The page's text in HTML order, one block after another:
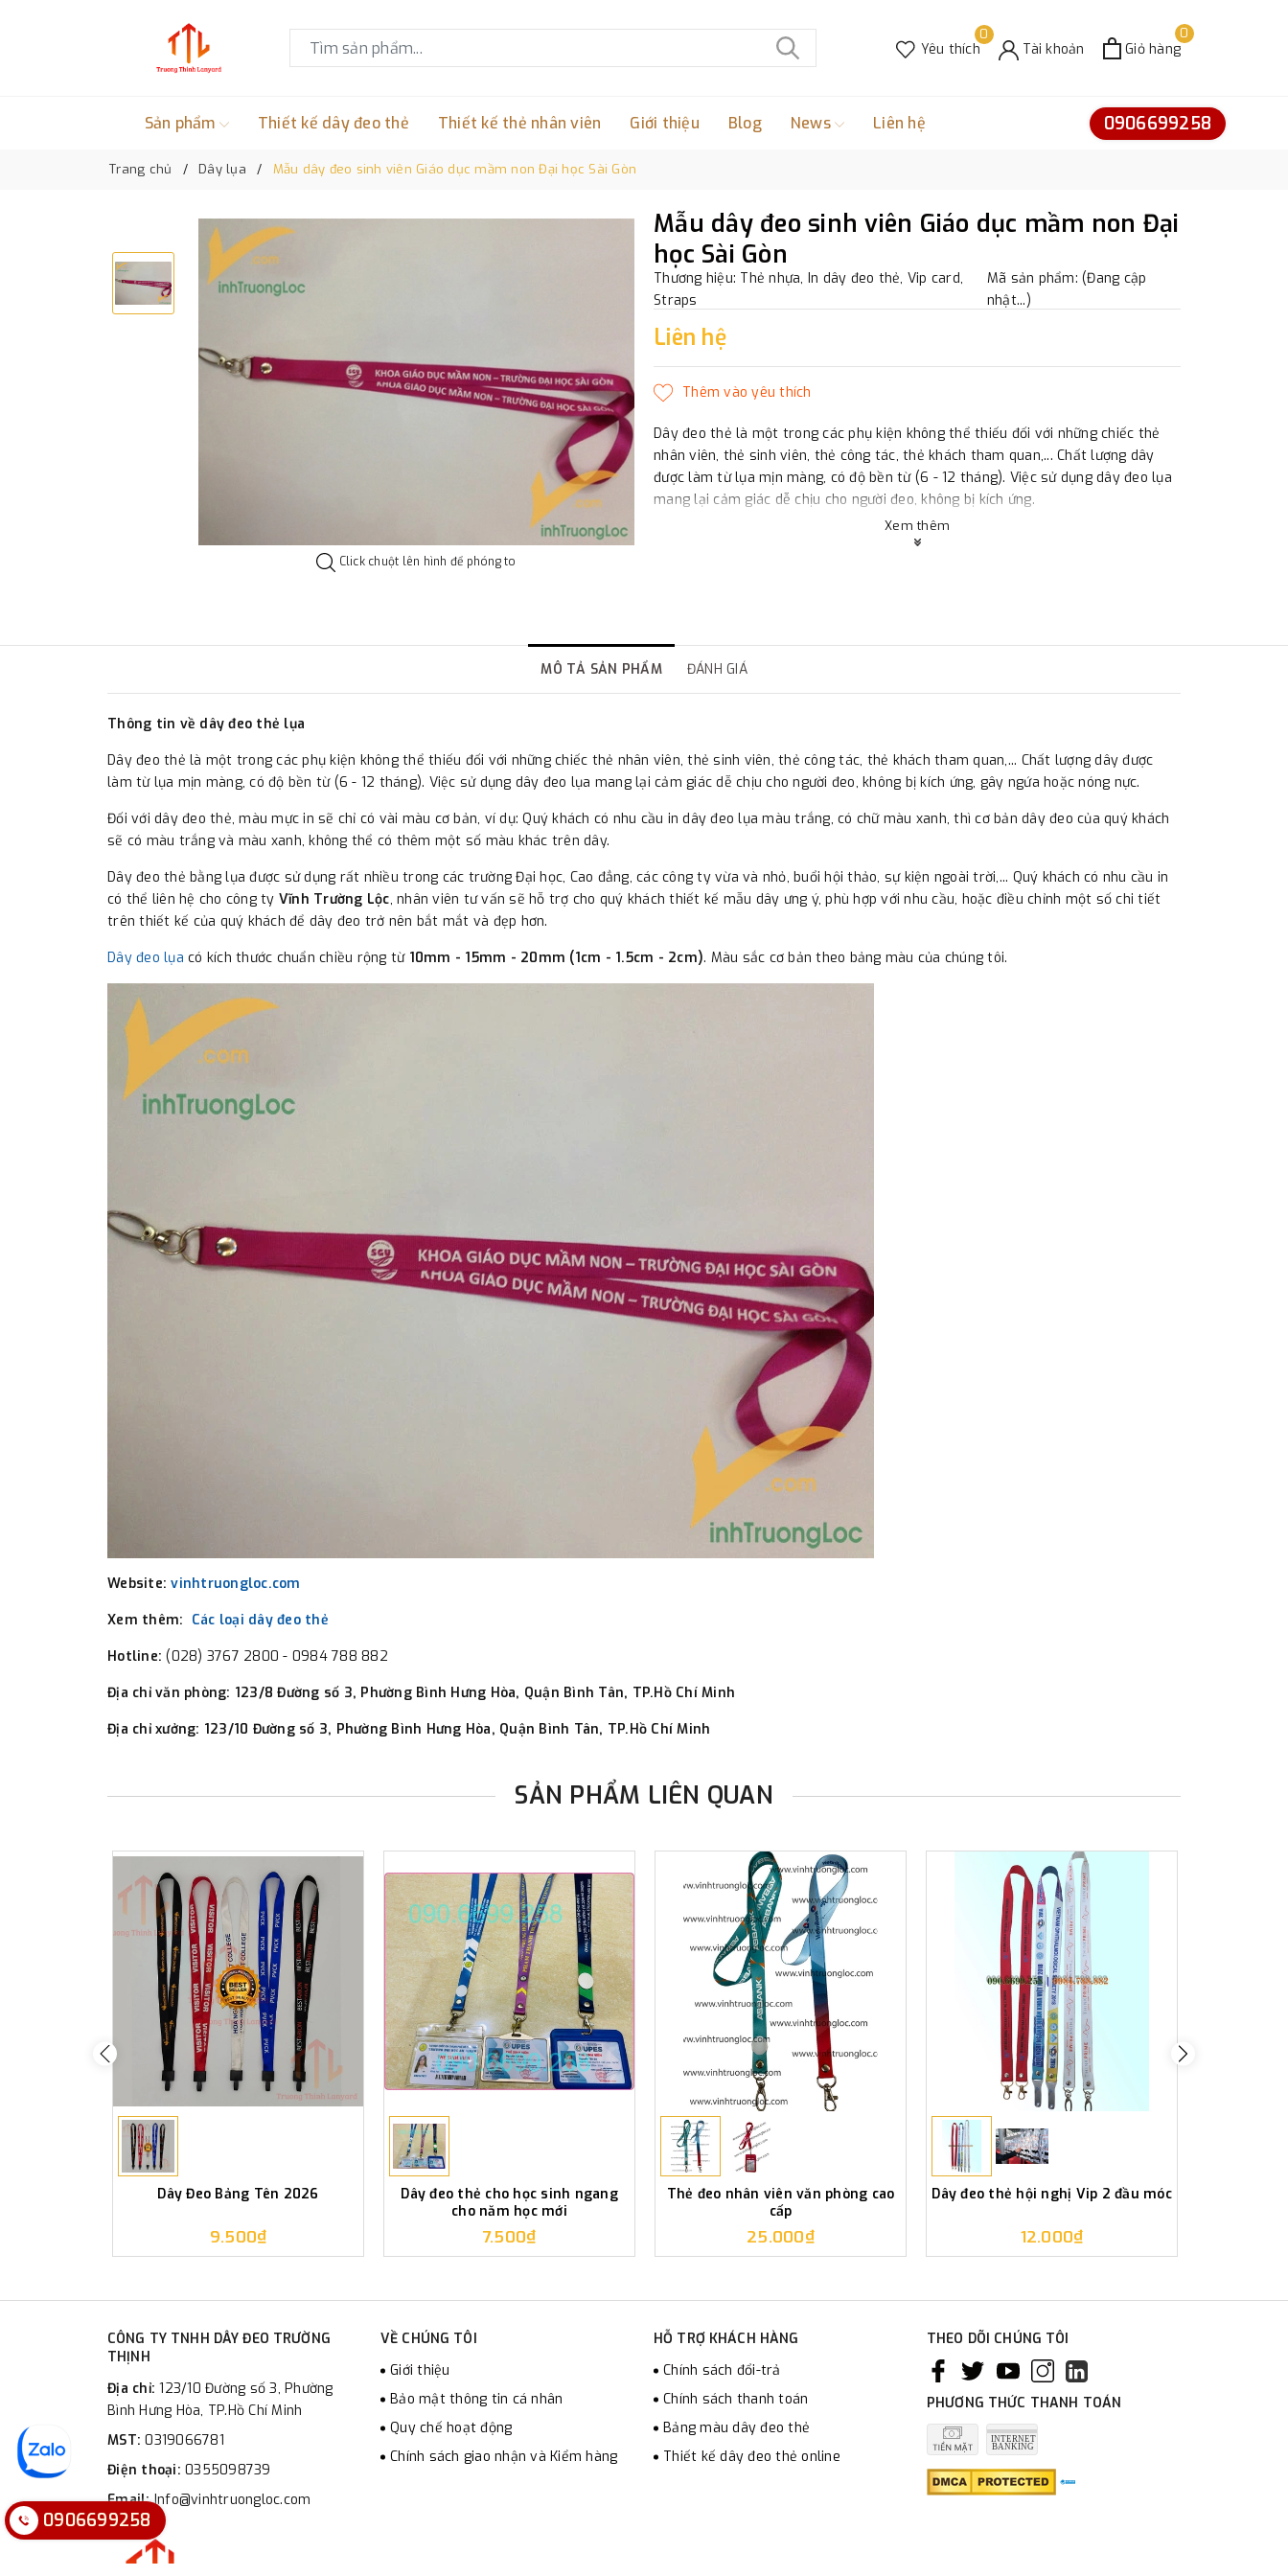
0
Yêu thích Tài khoản
0
Giỏ hàng
Sản phẩm Thiết kế dây đeo thẻ Thiết kế thẻ nhân viên Giới thiệu Blog News Liên hệ 0906699258
Trang chủ Dây lụa Mẫu dây đeo sinh viên Giáo dục mầm non Đại học Sài Gòn
Click chuột lên hình để phóng to
Mẫu dây đeo sinh viên Giáo dục mầm non Đại
học Sài Gòn
Thương hiệu: Thẻ nhựa, In dây đeo thẻ, Vip card,
Straps
Mã sản phẩm: (Đang cập
nhật...)
Liên hệ
Dây đeo thẻ là một trong các phụ kiện không thể thiếu đối với những chiếc thẻ
nhân viên, thẻ sinh viên, thẻ công tác, thẻ khách tham quan,... Chất lượng dây
được làm từ lụa mịn màng, có độ bền từ (6 - 12 tháng). Việc sử dụng dây đeo lụa
mang lại cảm giác dễ chịu cho người đeo, không bị kích ứng.
Xem thêm
MÔ TẢ SẢN PHẨM ĐÁNH GIÁ
Thông tin về dây đeo thẻ lụa
Dây đeo thẻ là một trong các phụ kiện không thể thiếu đối với những chiếc thẻ nhân viên, thẻ sinh viên, thẻ công tác, thẻ khách tham quan,... Chất lượng dây được
làm từ lụa mịn màng, có độ bền từ (6 - 12 tháng). Việc sử dụng dây đeo lụa mang lại cảm giác dễ chịu cho người đeo, không bị kích ứng, gây ngứa hoặc nóng nực.
Đối với dây đeo thẻ, màu mực in sẽ chỉ có vài màu cơ bản, ví dụ: Quý khách có nhu cầu in dây đeo lụa màu trắng, có chữ màu xanh, thì cơ bản dây đeo của quý khách
sẽ có màu trắng và màu xanh, không thể có thêm một số màu khác trên dây.
Dây đeo thẻ bằng lụa được sử dụng rất nhiều trong các trường Đại học, Cao đẳng, các công ty vừa và nhỏ, buổi hội thảo, sự kiện ngoài trời,... Quý khách có nhu cầu in
có thể liên hệ cho công ty Vĩnh Trường Lộc, nhân viên tư vấn sẽ hỗ trợ cho quý khách thiết kế mẫu dây ưng ý, phù hợp với nhu cầu, hoặc điều chỉnh một số chi tiết
trên thiết kế của quý khách để dây đeo trở nên bắt mắt và đẹp hơn.
Dây đeo lụa có kích thước chuẩn chiều rộng từ 10mm - 15mm - 20mm (1cm - 1.5cm - 2cm). Màu sắc cơ bản theo bảng màu của chúng tôi.
Website:vinhtruongloc.com
Xem thêm: Các loại dây đeo thẻ
Hotline:(028) 3767 2800 - 0984 788 882
Địa chỉ văn phòng: 123/8 Đường số 3, Phường Bình Hưng Hòa, Quận Bình Tân, TP.Hồ Chí Minh
Địa chỉ xưởng: 123/10 Đường số 3, Phường Bình Hưng Hòa, Quận Bình Tân, TP.Hồ Chí Minh
SẢN PHẨM LIÊN QUAN
Dây Đeo Bảng Tên 2026
9.500₫
Dây đeo thẻ cho học sinh ngang
cho năm học mới
7.500₫
Thẻ đeo nhân viên văn phòng cao
cấp
25.000₫
Dây đeo thẻ hội nghị Vip 2 đầu móc
12.000₫
CÔNG TY TNHH DÂY ĐEO TRƯỜNG
THỊNH
Địa chỉ:123/10 Đường số 3, Phường
Bình Hưng Hòa, TP.Hồ Chí Minh
MST:0319066781
Điện thoại: 0355098739
Email:Info@vinhtruongloc.com
VỀ CHÚNG TÔI
Giới thiệu
Bảo mật thông tin cá nhân
Quy chế hoạt động
Chính sách giao nhận và Kiểm hàng
HỖ TRỢ KHÁCH HÀNG
Chính sách đổi-trả
Chính sách thanh toán
Bảng màu dây đeo thẻ
Thiết kế dây đeo thẻ online
THEO DÕI CHÚNG TÔI
PHƯƠNG THỨC THANH TOÁN
0906699258